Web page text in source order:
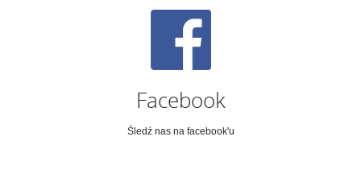
Facebook
Śledź nas na facebook'u